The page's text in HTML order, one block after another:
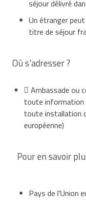
Elles vous
qu'industriel,
si vous arrivez en
pays européen,
avec ce titre.
soit demandé.
Vous pouvez vous
travailleur
étudiant,
non-actif,
séjour délivré
Un étranger
titre de séjour
Où s'adresser ?
Ambassade ou
toute information
toute installation
européenne)
Pour en savoir
Pays de l'Union